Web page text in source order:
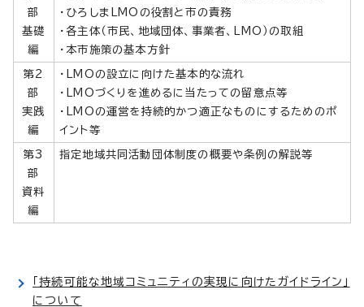
部
基礎
編
・ひろしまLMOの役割と市の責務
・各主体（市民、地域団体、事業者、LMO）の取組
・本市施策の基本方針
第2
部
実践
編
・LMOの設立に向けた基本的な流れ
・LMOづくりを進めるに当たっての留意点等
・LMOの運営を持続的かつ適正なものにするためのポ
イント等
第3
部
資料
編
指定地域共同活動団体制度の概要や条例の解説等
「持続可能な地域コミュニティの実現に向けたガイドライン」
について